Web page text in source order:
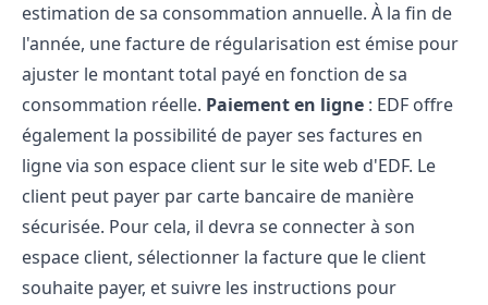
estimation de sa consommation annuelle. À la fin de
l'année, une facture de régularisation est émise pour
ajuster le montant total payé en fonction de sa
consommation réelle. Paiement en ligne : EDF offre
également la possibilité de payer ses factures en
ligne via son espace client sur le site web d'EDF. Le
client peut payer par carte bancaire de manière
sécurisée. Pour cela, il devra se connecter à son
espace client, sélectionner la facture que le client
souhaite payer, et suivre les instructions pour